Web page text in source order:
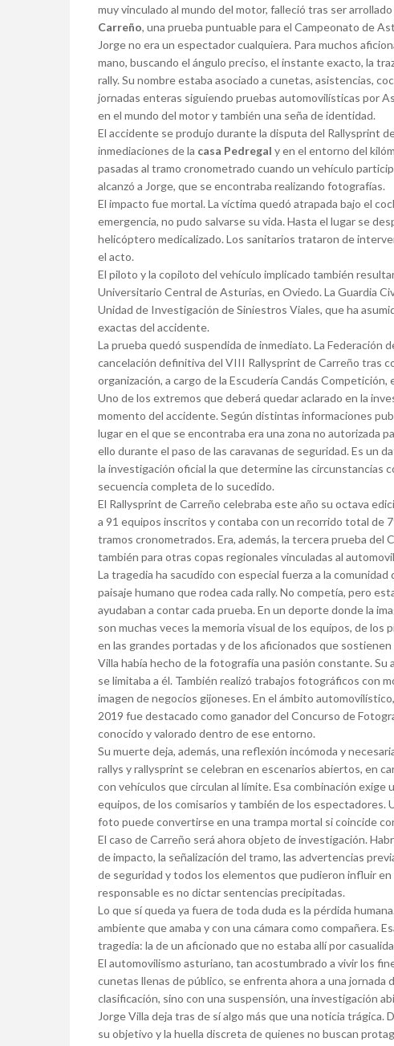
muy vinculado al mundo del motor, falleció tras ser
Carreño, una prueba puntuable para el Campeonato de
Jorge no era un espectador cualquiera. Para muchos
mano, buscando el ángulo preciso, el instante exacto, la
rally. Su nombre estaba asociado a cunetas, asistencias,
jornadas enteras siguiendo pruebas automovilísticas por
en el mundo del motor y también una seña de identidad.
El accidente se produjo durante la disputa del Rallysprint
inmediaciones de la casa Pedregal y en el entorno del
pasadas al tramo cronometrado cuando un vehículo
alcanzó a Jorge, que se encontraba realizando fotografías.
El impacto fue mortal. La víctima quedó atrapada bajo el
emergencia, no pudo salvarse su vida. Hasta el lugar se
helicóptero medicalizado. Los sanitarios trataron de
el acto.
El piloto y la copiloto del vehículo implicado también
Universitario Central de Asturias, en Oviedo. La Guardia
Unidad de Investigación de Siniestros Viales, que ha
exactas del accidente.
La prueba quedó suspendida de inmediato. La Federación
cancelación definitiva del VIII Rallysprint de Carreño tras
organización, a cargo de la Escudería Candás
Uno de los extremos que deberá quedar aclarado en la
momento del accidente. Según distintas informaciones
lugar en el que se encontraba era una zona no autorizada
ello durante el paso de las caravanas de seguridad. Es un
la investigación oficial la que determine las circunstancias
secuencia completa de lo sucedido.
El Rallysprint de Carreño celebraba este año su octava
a 91 equipos inscritos y contaba con un recorrido total de
tramos cronometrados. Era, además, la tercera prueba
también para otras copas regionales vinculadas al
La tragedia ha sacudido con especial fuerza a la
paisaje humano que rodea cada rally. No competía, pero
ayudaban a contar cada prueba. En un deporte donde la
son muchas veces la memoria visual de los equipos, de
en las grandes portadas y de los aficionados que
Villa había hecho de la fotografía una pasión constante.
se limitaba a él. También realizó trabajos fotográficos con
imagen de negocios gijoneses. En el ámbito
2019 fue destacado como ganador del Concurso de
conocido y valorado dentro de ese entorno.
Su muerte deja, además, una reflexión incómoda y
rallys y rallysprint se celebran en escenarios abiertos, en
con vehículos que circulan al límite. Esa combinación exige
equipos, de los comisarios y también de los
foto puede convertirse en una trampa mortal si coincide
El caso de Carreño será ahora objeto de investigación.
de impacto, la señalización del tramo, las advertencias
de seguridad y todos los elementos que pudieron influir
responsable es no dictar sentencias precipitadas.
Lo que sí queda ya fuera de toda duda es la pérdida
ambiente que amaba y con una cámara como compañera.
tragedia: la de un aficionado que no estaba allí por
El automovilismo asturiano, tan acostumbrado a vivir los
cunetas llenas de público, se enfrenta ahora a una jornada
clasificación, sino con una suspensión, una investigación
Jorge Villa deja tras de sí algo más que una noticia
su objetivo y la huella discreta de quienes no buscan